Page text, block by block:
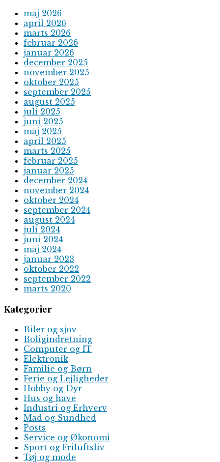
maj 2026
april 2026
marts 2026
februar 2026
januar 2026
december 2025
november 2025
oktober 2025
september 2025
august 2025
juli 2025
juni 2025
maj 2025
april 2025
marts 2025
februar 2025
januar 2025
december 2024
november 2024
oktober 2024
september 2024
august 2024
juli 2024
juni 2024
maj 2024
januar 2023
oktober 2022
september 2022
marts 2020
Kategorier
Biler og sjov
Boligindretning
Computer og IT
Elektronik
Familie og Børn
Ferie og Lejligheder
Hobby og Dyr
Hus og have
Industri og Erhverv
Mad og Sundhed
Posts
Service og Økonomi
Sport og Friluftsliv
Tøj og mode